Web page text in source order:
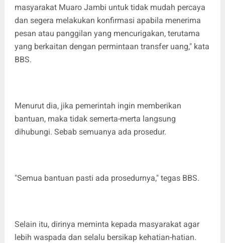
masyarakat Muaro Jambi untuk tidak mudah percaya
dan segera melakukan konfirmasi apabila menerima
pesan atau panggilan yang mencurigakan, terutama
yang berkaitan dengan permintaan transfer uang," kata
BBS.
Menurut dia, jika pemerintah ingin memberikan
bantuan, maka tidak semerta-merta langsung
dihubungi. Sebab semuanya ada prosedur.
"Semua bantuan pasti ada prosedurnya," tegas BBS.
Selain itu, dirinya meminta kepada masyarakat agar
lebih waspada dan selalu bersikap kehatian-hatian.